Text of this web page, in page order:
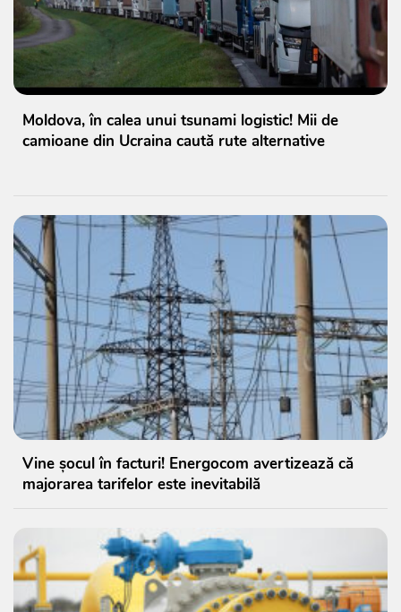
Moldova, în calea unui tsunami logistic! Mii de
camioane din Ucraina caută rute alternative
Vine șocul în facturi! Energocom avertizează că
majorarea tarifelor este inevitabilă